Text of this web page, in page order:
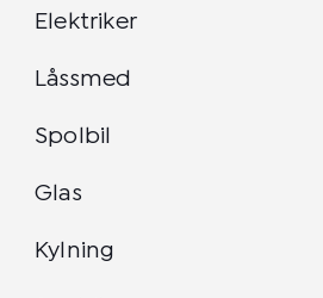
Elektriker
Låssmed
Spolbil
Glas
Kylning